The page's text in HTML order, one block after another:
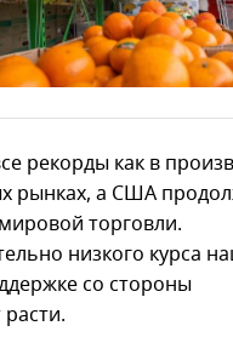
рекорды как в
рынках, а США
торговли.
низкого курса
со стороны